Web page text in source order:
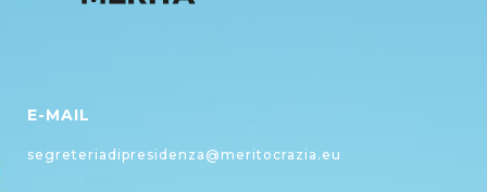
E-MAIL
segreteriadipresidenza@meritocrazia.eu